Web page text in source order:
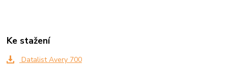
Ke stažení
Datalist Avery 700